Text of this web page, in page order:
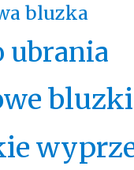
bluzka
ubrania
bluzki